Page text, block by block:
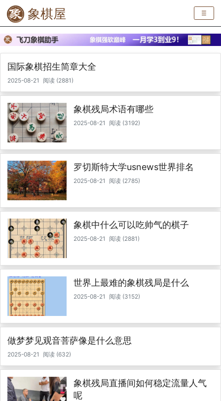
象棋屋 ☰
国际象棋招生简章大全
2025-08-21 阅读 (2881)
象棋残局术语有哪些
2025-08-21 阅读 (3192)
罗切斯特大学usnews世界排名
2025-08-21 阅读 (2785)
象棋中什么可以吃帅气的棋子
2025-08-21 阅读 (2881)
世界上最难的象棋残局是什么
2025-08-21 阅读 (3152)
做梦梦见观音菩萨像是什么意思
2025-08-21 阅读 (632)
象棋残局直播间如何稳定流量人气
呢